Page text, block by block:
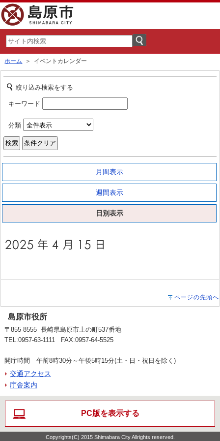
ホーム ＞ イベントカレンダー
絞り込み検索をする
キーワード
分類
月間表示
週間表示
日別表示
ページの先頭へ
島原市役所
〒855-8555 長崎県島原市上の町537番地
TEL:0957-63-1111 FAX:0957-64-5525
開庁時間 午前8時30分～午後5時15分(土・日・祝日を除く)
交通アクセス
庁舎案内
PC版を表示する
Copyrights(C) 2015 Shimabara City Allrights reserved.